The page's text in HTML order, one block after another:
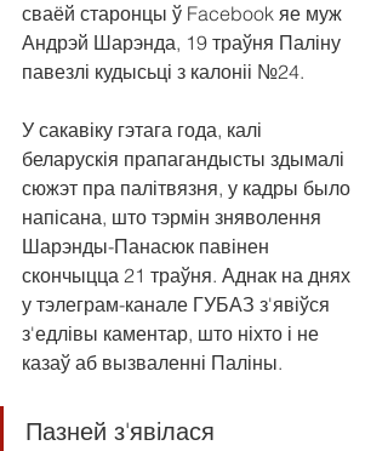
сваёй старонцы ў Facebook яе муж
Андрэй Шарэнда, 19 траўня Паліну
павезлі кудысьці з калоніі №24.
У сакавіку гэтага года, калі
беларускія прапагандысты здымалі
сюжэт пра палітвязня, у кадры было
напісана, што тэрмін зняволення
Шарэнды-Панасюк павінен
скончыцца 21 траўня. Аднак на днях
у тэлеграм-канале ГУБАЗ з'явіўся
з'едлівы каментар, што ніхто і не
казаў аб вызваленні Паліны.
Пазней з'явілася